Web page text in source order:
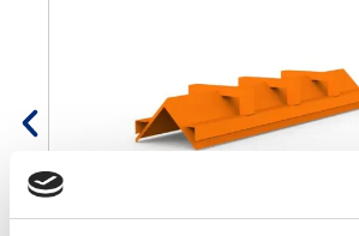
Separador de tejado